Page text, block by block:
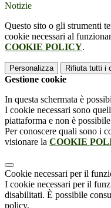
Notizie
Questo sito o gli strumenti
cookie necessari al
COOKIE POLICY.
Personalizza Rifiuta tutti i
Gestione cookie
In questa schermata è
I cookie necessari sono
piattaforma e non è
Per conoscere quali sono i
visionare la COOKIE
Cookie necessari per il
I cookie necessari per il
disabilitati. È possibile
policy.